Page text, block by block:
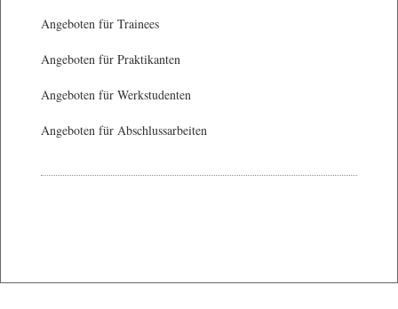
Angeboten für Trainees
Angeboten für Praktikanten
Angeboten für Werkstudenten
Angeboten für Abschlussarbeiten